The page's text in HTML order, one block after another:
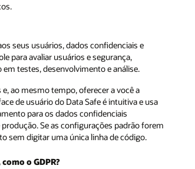
seus usuários, dados confidenciais e
para avaliar usuários e segurança,
testes, desenvolvimento e análise.
ao mesmo tempo, oferecer a você a
de usuário do Data Safe é intuitiva e usa
para os dados confidenciais
Se as configurações padrão forem
sem digitar uma única linha de código.
o GDPR?